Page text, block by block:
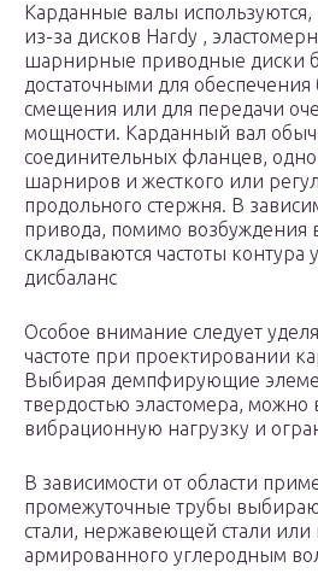
Карданные валы
из-за дисков Hardy ,
шарнирные приводные диски
достаточными для обеспечения
смещения или для передачи
мощности. Карданный вал
соединительных фланцев,
шарниров и жесткого или
продольного стержня. В
привода, помимо возбуждения
складываются частоты контура
дисбаланс
Особое внимание следует
частоте при проектировании
Выбирая демпфирующие
твердостью эластомера, можно
вибрационную нагрузку и
В зависимости от области
промежуточные трубы
стали, нержавеющей стали или
армированного углеродным